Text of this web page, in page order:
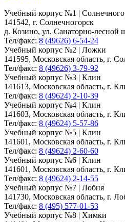
Учебный корпус №1 |
141542, г. Солнечногорск
д. Козино, ул. Санаторно-
Тел/факс: 8 (49626) 6-54-24
Учебный корпус №2 | Ложки
141595, Московская область, г.
Тел/факс: 8 (49626) 3-79-92
Учебный корпус №3 | Клин
141613, Московская область, г.
Тел/факс: 8 (49624) 2-10-39
Учебный корпус №4 | Клин
141603, Московская область, г.
Тел/факс: 8 (49624) 5-57-86
Учебный корпус №5 | Клин
141601, Московская область, г.
Тел/факс: 8 (49624) 2-60-60
Учебный корпус №6 | Клин
141601, Московская область, г.
Тел/факс: 8 (49624) 2-14-55
Учебный корпус №7 | Лобня
141730, Московская область, г.
Тел/факс: 8 (495) 577-01-53
Учебный корпус №8 | Химки